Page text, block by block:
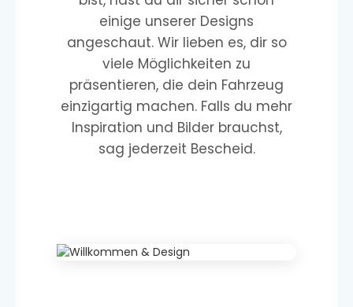
einige unserer Designs
angeschaut. Wir lieben es, dir so
viele Möglichkeiten zu
präsentieren, die dein Fahrzeug
einzigartig machen. Falls du mehr
Inspiration und Bilder brauchst,
sag jederzeit Bescheid.